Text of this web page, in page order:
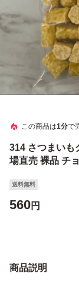
この商品は1分で
314 さつまいも
場直売 裸品 チ
送料無料
560円
商品説明